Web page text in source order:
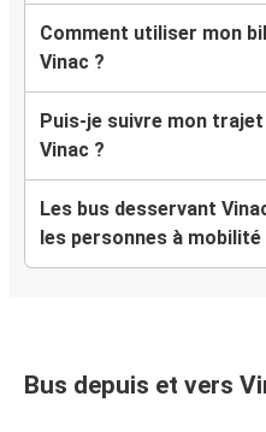
Comment utiliser mon
Vinac ?
Puis-je suivre mon
Vinac ?
Les bus desservant
les personnes à
Bus depuis et vers